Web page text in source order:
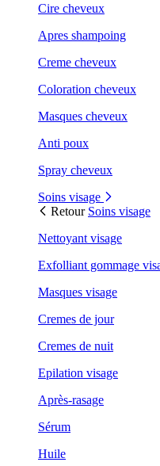
Cire cheveux
Apres shampoing
Creme cheveux
Coloration cheveux
Masques cheveux
Anti poux
Spray cheveux
Soins visage
Retour Soins visage
Nettoyant visage
Exfolliant gommage
Masques visage
Cremes de jour
Cremes de nuit
Epilation visage
Après-rasage
Sérum
Huile